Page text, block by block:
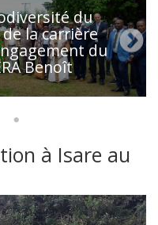
du
la carrière
du
Benoît
à Isare au